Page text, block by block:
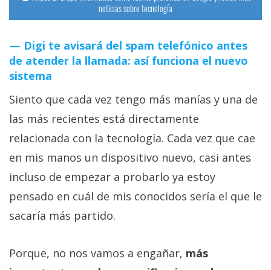
noticias sobre tecnología
Digi te avisará del spam telefónico antes
de atender la llamada: así funciona el nuevo
sistema
Siento que cada vez tengo más manías y una de
las más recientes está directamente
relacionada con la tecnología. Cada vez que cae
en mis manos un dispositivo nuevo, casi antes
incluso de empezar a probarlo ya estoy
pensado en cuál de mis conocidos sería el que le
sacaría más partido.
Porque, no nos vamos a engañar, más